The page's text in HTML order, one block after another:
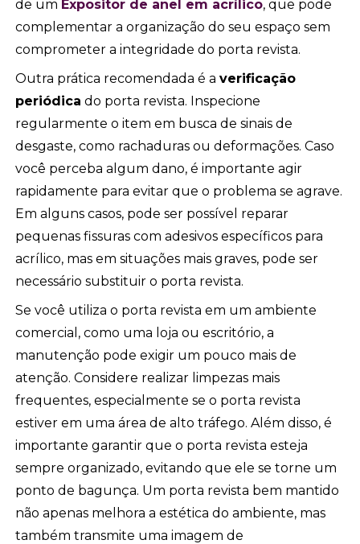
de um Expositor de anel em acrílico, que pode
complementar a organização do seu espaço sem
comprometer a integridade do porta revista.
Outra prática recomendada é averificação
periódica do porta revista. Inspecione
regularmente o item em busca de sinais de
desgaste, como rachaduras ou deformações. Caso
você perceba algum dano, é importante agir
rapidamente para evitar que o problema se agrave.
Em alguns casos, pode ser possível reparar
pequenas fissuras com adesivos específicos para
acrílico, mas em situações mais graves, pode ser
necessário substituir o porta revista.
Se você utiliza o porta revista em um ambiente
comercial, como uma loja ou escritório, a
manutenção pode exigir um pouco mais de
atenção. Considere realizar limpezas mais
frequentes, especialmente se o porta revista
estiver em uma área de alto tráfego. Além disso, é
importante garantir que o porta revista esteja
sempre organizado, evitando que ele se torne um
ponto de bagunça. Um porta revista bem mantido
não apenas melhora a estética do ambiente, mas
também transmite uma imagem de